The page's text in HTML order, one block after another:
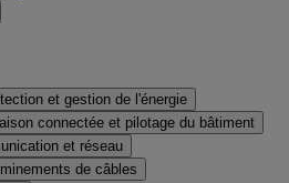
et gestion de l'énergie
connectée et pilotage du bâtiment
et réseau
de câbles